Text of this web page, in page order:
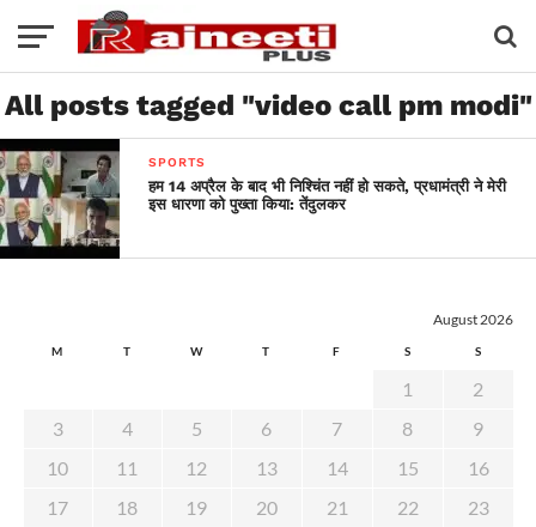
All posts tagged "video call pm modi"
SPORTS
हम 14 अप्रैल के बाद भी निश्चिंत नहीं हो सकते, प्रधामंत्री ने मेरी
इस धारणा को पुख्ता किया: तेंदुलकर
August 2026
M T W T F S S
1
2
3
4 5 6 7 8
9
10
11 12 13 14 15
16
17
18 19 20 21 22
23